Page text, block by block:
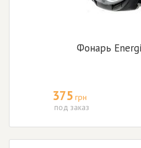
Фонарь
375 грн
под заказ